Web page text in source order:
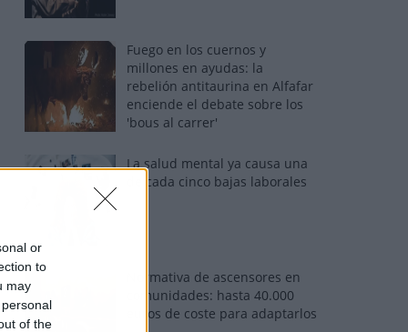
or
to
may
of the
Fuego en los cuernos y
millones en ayudas: la
rebelión antitaurina en Alfafar
enciende el debate sobre los
'bous al carrer'
La salud mental ya causa una
de cada cinco bajas laborales
Normativa de ascensores en
comunidades: hasta 40.000
euros de coste para adaptarlos